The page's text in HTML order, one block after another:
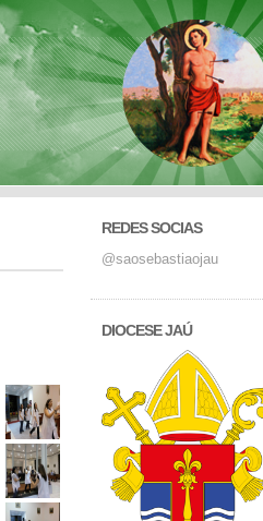
REDES SOCIAS
@saosebastiaojau
DIOCESE JAÚ